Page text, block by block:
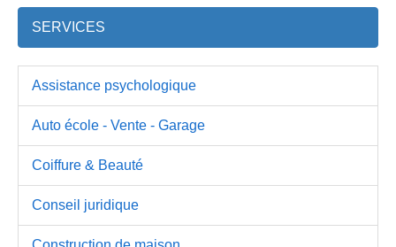
SERVICES
Assistance psychologique
Auto école - Vente - Garage
Coiffure & Beauté
Conseil juridique